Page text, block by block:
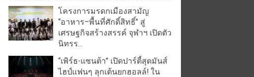
โครงการมรดกเมืองสามัญ
“อาหาร–พื้นที่ศักดิ์สิทธิ์” สู่
เศรษฐกิจสร้างสรรค์ จุฬาฯ เปิดตัว
นิทรร...
“เพิร์ธ-แซนต้า” เปิดปาร์ตี้สุดมันส์
ไฮป์แฟนๆ ลุกเต้นยกฮอลล์! ใน